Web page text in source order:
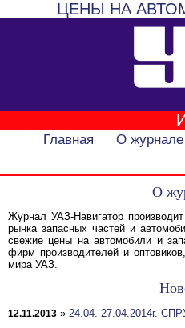
ЦЕНЫ НА
Главная О журнале
О
Журнал УАЗ-Навигатор
рынка запасных частей и
свежие цены на автомобили и
фирм производителей и
мира УАЗ.
12.11.2013 » 24.04.-27.04.2014г.